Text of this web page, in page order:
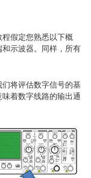
假定您熟悉以下概
示波器。同样，所有
将评估数字信号的基
着数字线路的输出通